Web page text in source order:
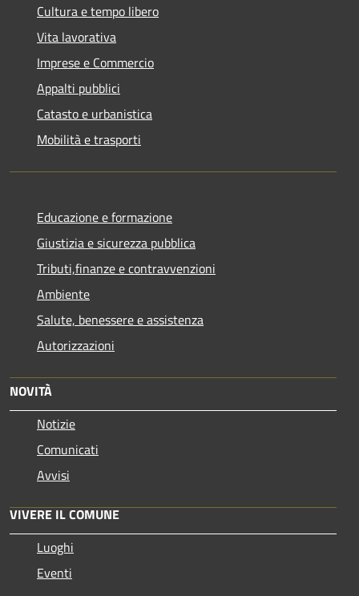
Cultura e tempo libero
Vita lavorativa
Imprese e Commercio
Appalti pubblici
Catasto e urbanistica
Mobilità e trasporti
Educazione e formazione
Giustizia e sicurezza pubblica
Tributi,finanze e contravvenzioni
Ambiente
Salute, benessere e assistenza
Autorizzazioni
NOVITÀ
Notizie
Comunicati
Avvisi
VIVERE IL COMUNE
Luoghi
Eventi